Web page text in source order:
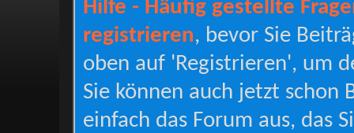
Hilfe - Häufig gestellte
registrieren, bevor Sie
oben auf 'Registrieren', um
Sie können auch jetzt schon
einfach das Forum aus, das